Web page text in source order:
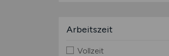
Arbeitszeit
Vollzeit